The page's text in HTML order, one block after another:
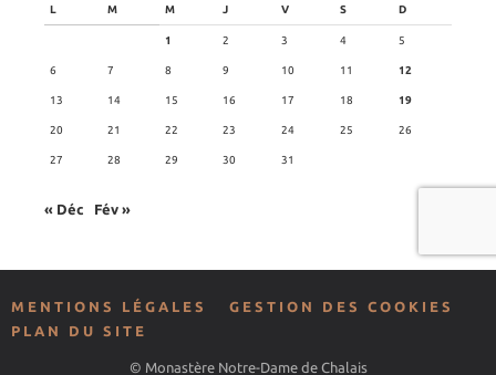
L M M J V S D
1 2 3 4 5
6 7 8 9 10 11 12
13 14 15 16 17 18 19
20 21 22 23 24 25 26
27 28 29 30 31
« Déc Fév »
MENTIONS LÉGALES
GESTION DES COOKIES
PLAN DU SITE
© Monastère Notre-Dame de Chalais